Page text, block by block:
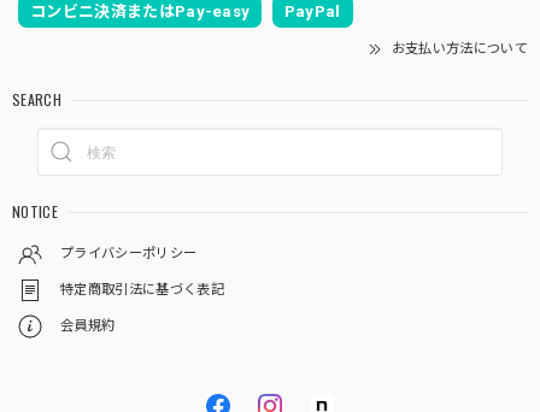
コンビニ決済またはPay-easy PayPal
お支払い方法について
SEARCH
NOTICE
プライバシーポリシー
特定商取引法に基づく表記
会員規約